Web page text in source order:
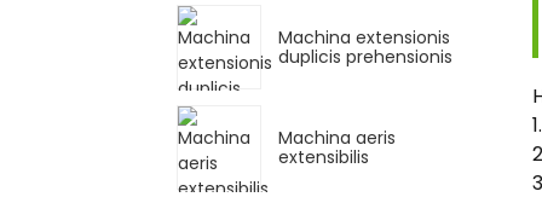
Machina extensionis
duplicis prehensionis
Machina aeris
extensibilis